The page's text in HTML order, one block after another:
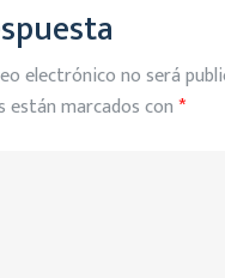
electrónico no será
marcados con*